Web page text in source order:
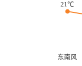
21℃
东南风